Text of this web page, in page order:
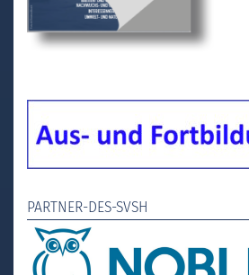
PARTNER-DES-SVSH